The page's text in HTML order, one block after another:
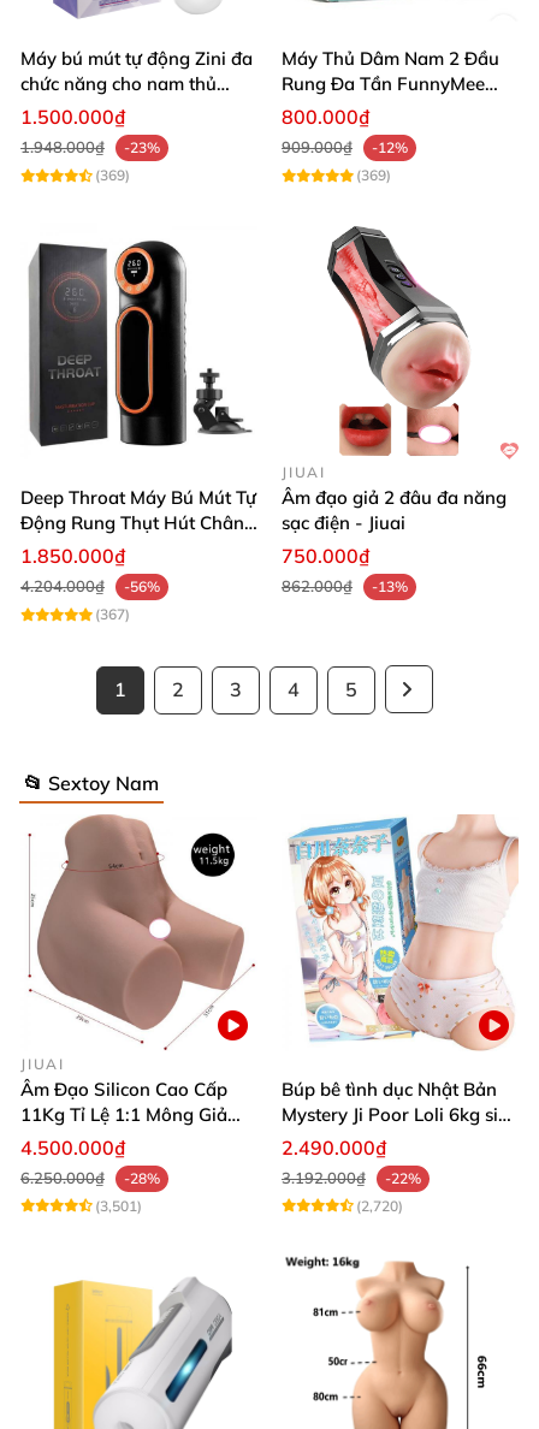
Máy bú mút tự động Zini đa
chức năng cho nam thủ
dâm tự sướng bú cu giá rẻ
1.500.000₫
1.948.000₫
-23%
(369)
Máy Thủ Dâm Nam 2 Đầu
Rung Đa Tần FunnyMee
Bóng Pokemon
800.000₫
909.000₫
-12%
(369)
Deep Throat Máy Bú Mút Tự
Động Rung Thụt Hút Chân
Không Đế Gắn Tường Cao
1.850.000₫
4.204.000₫
-56%
(367)
JIUAI
Âm đạo giả 2 đâu đa năng
sạc điện - Jiuai
750.000₫
862.000₫ -13%
1 2 3 4 5
📂 Sextoy Nam
JIUAI
Âm Đạo Silicon Cao Cấp
11Kg Tỉ Lệ 1:1 Mông Giả
Nguyên Khối Kích Thước
Thật Jiuai Nhật Bản
4.500.000₫
6.250.000₫
-28%
(3,501)
Búp bê tình dục Nhật Bản
Mystery Ji Poor Loli 6kg siêu
thực
2.490.000₫
3.192.000₫
-22%
(2,720)